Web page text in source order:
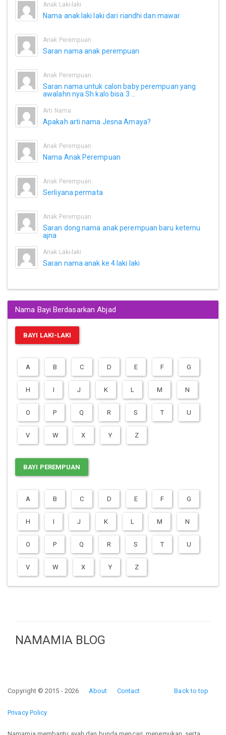
Anak Laki-laki
Nama anak laki laki dari riandhi dan mawar
Anak Perempuan
Saran nama anak perempuan
Anak Perempuan
Saran nama untuk calon baby perempuan yang
awalahn nya Sh kalo bisa 3 ...
Arti Nama
Apakah arti nama Jesna Amaya?
Anak Perempuan
Nama Anak Perempuan
Anak Perempuan
Serliyana permata
Anak Perempuan
Saran dong nama anak perempuan baru ketemu
ajna
Anak Laki-laki
Saran nama anak ke 4 laki laki
Nama Bayi Berdasarkan Abjad
BAYI LAKI-LAKI
A B C D E F G
H I J K L M N
O P Q R S T U
V W X Y Z
BAYI PEREMPUAN
A B C D E F G
H I J K L M N
O P Q R S T U
V W X Y Z
NAMAMIA BLOG
Back to top
Copyright © 2015 - 2026 About Contact
Privacy Policy